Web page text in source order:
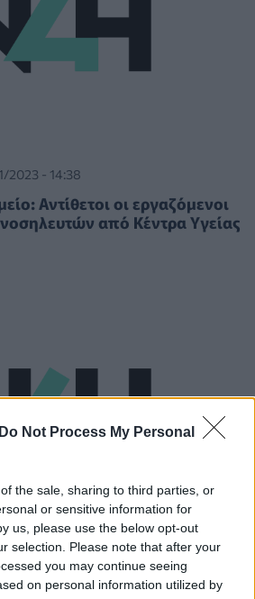
Do Not Process My Personal
the sale, sharing to third parties, or
or sensitive information for
us, please use the below opt-out
selection. Please note that after your
you may continue seeing
on personal information utilized by
2023 - 14:38
Αντίθετοι οι εργαζόμενοι
νοσηλευτών από Κέντρα Υγείας
11/2023 - 12:36
Παρουσιάστηκε το πρώτο